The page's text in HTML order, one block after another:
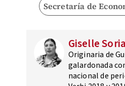
Secretaría de
Giselle
Originaria de
galardonada
nacional de